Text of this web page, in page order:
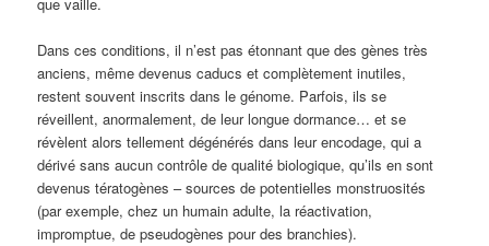
Dans ces conditions, il n’est pas étonnant que des gènes très
anciens, même devenus caducs et complètement inutiles,
restent souvent inscrits dans le génome. Parfois, ils se
réveillent, anormalement, de leur longue dormance… et se
révèlent alors tellement dégénérés dans leur encodage, qui a
dérivé sans aucun contrôle de qualité biologique, qu’ils en sont
devenus tératogènes – sources de potentielles monstruosités
(par exemple, chez un humain adulte, la réactivation,
impromptue, de pseudogènes pour des branchies).